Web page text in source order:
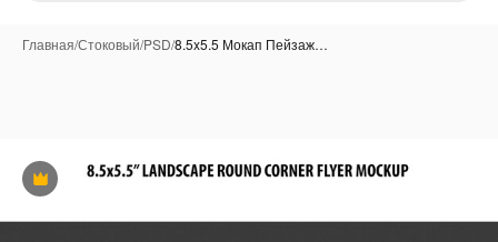
Главная/Стоковый/PSD/8.5x5.5 Мокап Пейзаж…
Премиум